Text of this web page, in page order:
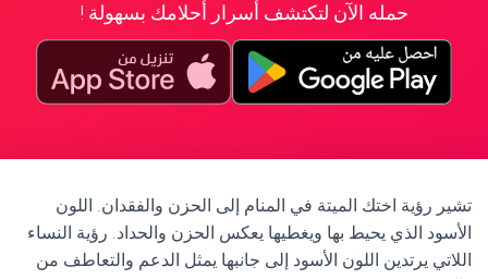
حمله الآن لتكتشف أسرار أحلامك بسهولة !
تشير رؤية اختك الميتة في المنام إلى الحزن والفقدان. اللون
الأسود الذي يحيط بها ويغطيها يعكس الحزن والحداد. رؤية النساء
اللاتي يرتدين اللون الأسود إلى جانبها يمثل الدعم والتعاطف من